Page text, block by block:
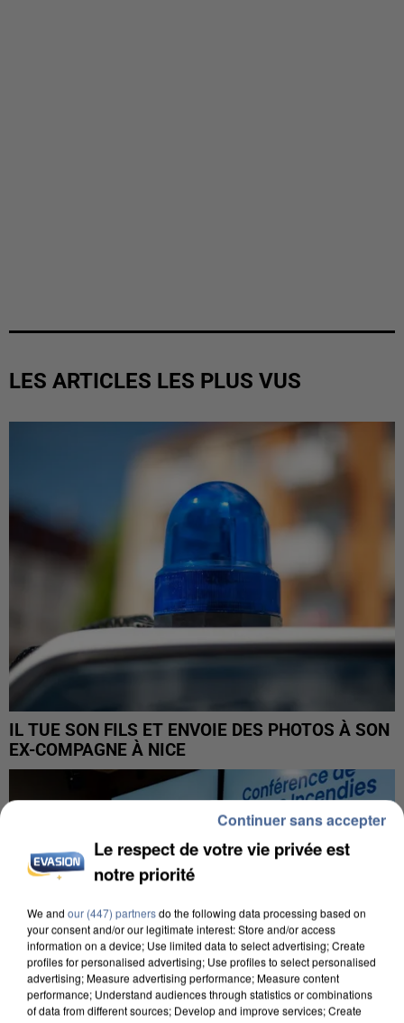
LES ARTICLES LES PLUS VUS
IL TUE SON FILS ET ENVOIE DES PHOTOS À SON
EX-COMPAGNE À NICE
Le respect de votre vie privée est
notre priorité
We and our (447) partnersdo the following data processing based on
your consent and/or our legitimate interest: Store and/or access
information on a device; Use limited data to select advertising; Create
profiles for personalised advertising; Use profiles to select personalised
advertising; Measure advertising performance; Measure content
performance; Understand audiences through statistics or combinations
of data from different sources; Develop and improve services; Create
Continuer sans accepter